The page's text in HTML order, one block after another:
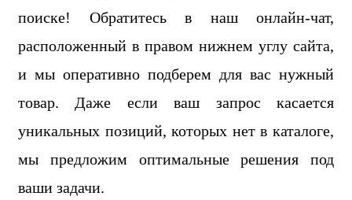
поиске! Обратитесь в наш онлайн-чат,
расположенный в правом нижнем углу сайта,
и мы оперативно подберем для вас нужный
товар. Даже если ваш запрос касается
уникальных позиций, которых нет в каталоге,
мы предложим оптимальные решения под
ваши задачи.